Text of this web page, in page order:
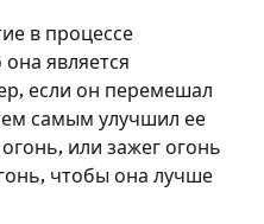
в процессе
является
если он перемешал
самым улучшил ее
или зажег огонь
чтобы она лучше